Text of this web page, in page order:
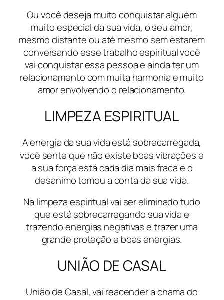
Ou você deseja muito conquistar alguém
muito especial da sua vida, o seu amor,
mesmo distante ou até mesmo sem estarem
conversando esse trabalho espiritual você
vai conquistar essa pessoa e ainda ter um
relacionamento com muita harmonia e muito
amor envolvendo o relacionamento.
LIMPEZA ESPIRITUAL
A energia da sua vida está sobrecarregada,
você sente que não existe boas vibrações e
a sua força está cada dia mais fraca e o
desanimo tomou a conta da sua vida.
Na limpeza espiritual vai ser eliminado tudo
que está sobrecarregando sua vida e
trazendo energias negativas e trazer uma
grande proteção e boas energias.
UNIÃO DE CASAL
União de Casal, vai reacender a chama do